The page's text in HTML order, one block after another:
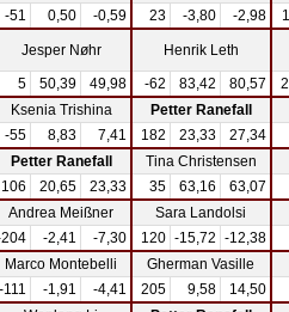
-51 0,50 -0,59 23 -3,80 -2,98
Jesper Nøhr
Henrik Leth
5 50,39 49,98 -62 83,42 80,57
Ksenia Trishina
Petter Ranefall
-55 8,83 7,41 182 23,33 27,34
Petter Ranefall
Tina Christensen
106 20,65 23,33 35 63,16 63,07
Andrea Meißner Sara Landolsi
-2,41 -7,30 120 -15,72 -12,38
Marco Montebelli
Gherman Vasille
-111 -1,91 -4,41 205 9,58 14,50